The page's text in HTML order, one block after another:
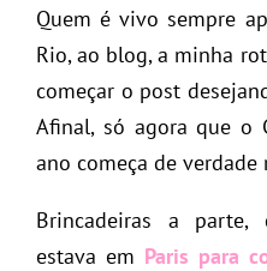
Quem é vivo sempre
Rio, ao blog, a minha
começar o post
Afinal, só agora que o
ano começa de verdade
Brincadeiras a parte,
estava em Paris para